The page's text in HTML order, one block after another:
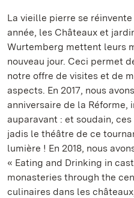
La vieille pierre se
année, les Châteaux et
Wurtemberg mettent leurs
nouveau jour. Ceci permet
notre offre de visites et de
aspects. En 2017, nous
anniversaire de la Réforme,
auparavant : et soudain,
jadis le théâtre de ce
lumière ! En 2018, nous
« Eating and Drinking in
monasteries through the
culinaires dans les